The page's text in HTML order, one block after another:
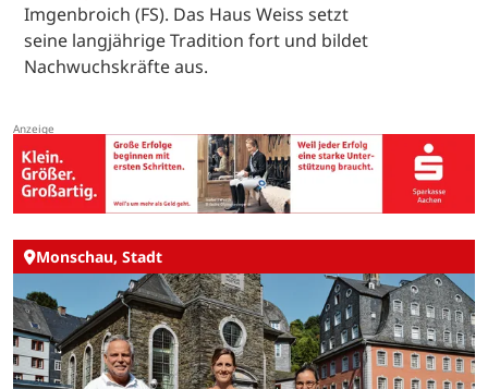
Imgenbroich (FS). Das Haus Weiss setzt
seine langjährige Tradition fort und bildet
Nachwuchskräfte aus.
Monschau, Stadt